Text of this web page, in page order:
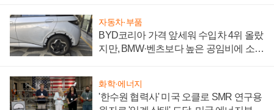
자동차·부품
BYD코리아 가격 앞세워 수입차 4위 올랐
지만, BMW·벤츠보다 높은 공임비에 소비
화학·에너지
'한수원 협력사' 미국 오클로 SMR 연구용